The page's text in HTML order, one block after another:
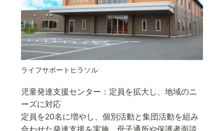
ライフサポートヒラソル
児童発達支援センター：定員を拡大し、地域のニ
ーズに対応
定員を20名に増やし、個別活動と集団活動を組み